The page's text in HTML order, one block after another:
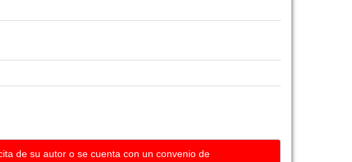
de su autor o se cuenta con un convenio de